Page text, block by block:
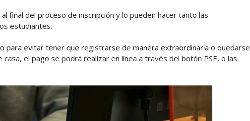
final del proceso de inscripción y lo pueden hacer tanto las
estudiantes.
para evitar tener que registrarse de manera extraordinaria o quedarse
el pago se podrá realizar en línea a través del botón PSE, o las